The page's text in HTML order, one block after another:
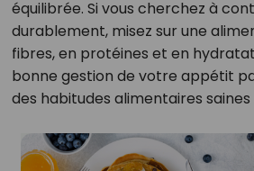
équilibrée. Si vous cherchez à
durablement, misez sur une
fibres, en protéines et en
bonne gestion de votre appétit
des habitudes alimentaires